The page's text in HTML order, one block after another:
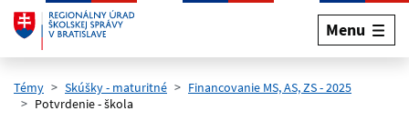
Preskočiť na hlavný obsah
Menu
Témy Skúšky - maturitné
Financovanie MS, AS, ZS - 2025
Potvrdenie - škola